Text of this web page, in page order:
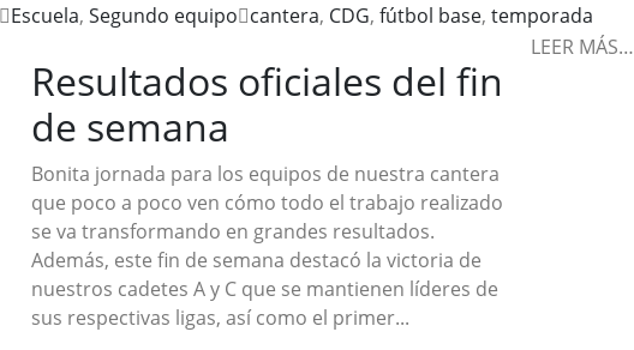
Escuela, Segundo equipo cantera, CDG, fútbol base, temporada
LEER MÁS…
Resultados oficiales del fin
de semana
Bonita jornada para los equipos de nuestra cantera
que poco a poco ven cómo todo el trabajo realizado
se va transformando en grandes resultados.
Además, este fin de semana destacó la victoria de
nuestros cadetes A y C que se mantienen líderes de
sus respectivas ligas, así como el primer...